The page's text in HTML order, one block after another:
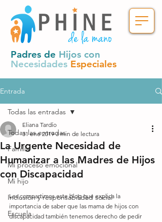
Padres de Hijos con
Necesidades Especiales
Entrada
Todas las entradas
Familia
Mi proceso emocional
Mi hijo
Inclusión y responsabilidad social
Escuela
Todas las entradas
La Urgente Necesidad de
Humanizar a las Madres de Hijos
con Discapacidad
Eliana Tardío
31 ene 2019 3 min de lectura
Les compartimos este blog que explica la
importancia de saber que las mama de hijos con
discapacidad también tenemos derecho de pedir